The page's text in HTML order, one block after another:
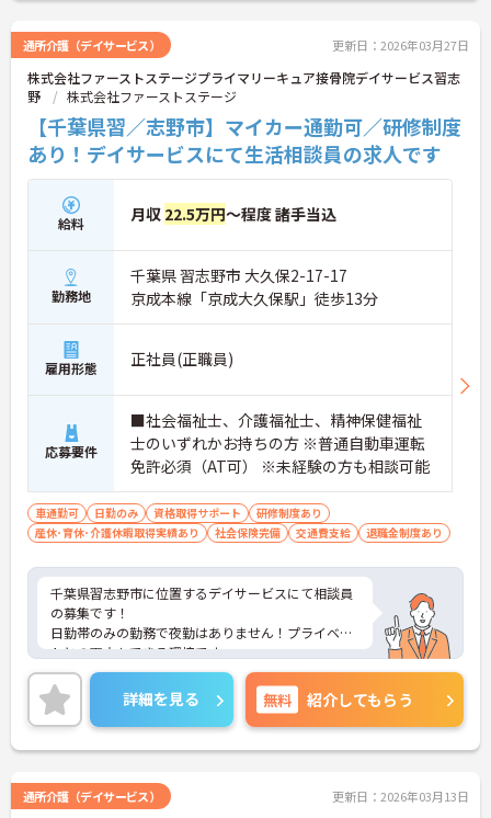
通所介護（デイサービス） 更新日：2026年03月27日
株式会社ファーストステージプライマリーキュア接骨院デイサービス習志
野
株式会社ファーストステージ
【千葉県習／志野市】マイカー通勤可／研修制度
あり！デイサービスにて生活相談員の求人です
給料 月収 22.5万円～程度 諸手当込
勤務地
千葉県 習志野市 大久保2-17-17
京成本線「京成大久保駅」徒歩13分
雇用形態 正社員(正職員)
応募要件
■社会福祉士、介護福祉士、精神保健福祉
士のいずれかお持ちの方 ※普通自動車運転
免許必須（AT可） ※未経験の方も相談可能
車通勤可 日勤のみ 資格取得サポート
研修制度あり
産休･育休･介護休暇取得実績あり
社会保険完備 交通費支給 退職金制度あり
千葉県習志野市に位置するデイサービスにて相談員
の募集です！
日勤帯のみの勤務で夜勤はありません！プライベー
トとの両立もできる環境です。
ご興味ある方には、面接のポイントなど、さらに詳
細をお話致しますのでお気軽にご相談ください。
詳細を見る 無料 紹介してもらう
通所介護（デイサービス） 更新日：2026年03月13日